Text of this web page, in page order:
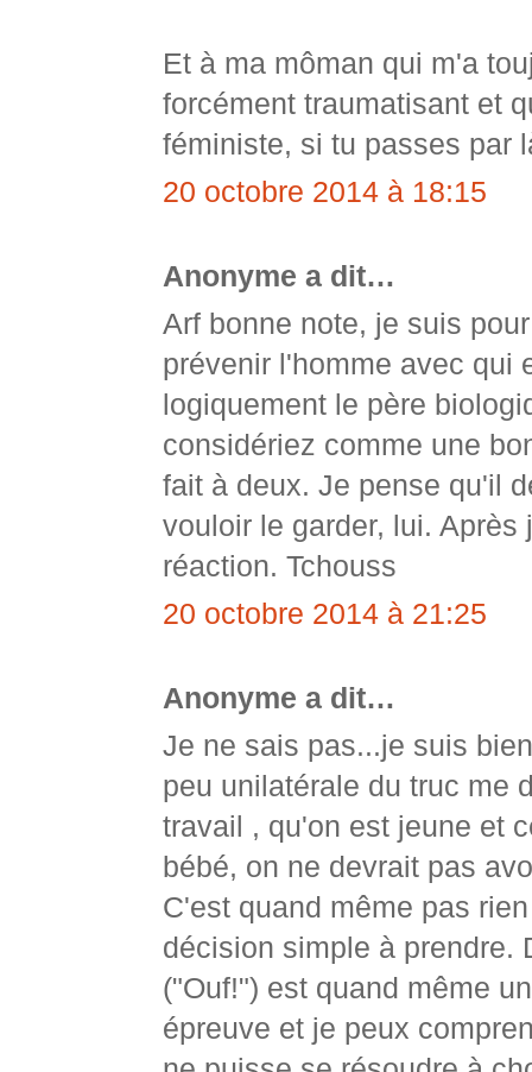
Et à ma môman qui m'a
forcément traumatisant et
féministe, si tu passes par
20 octobre 2014 à 18:15
Anonyme a dit…
Arf bonne note, je suis
prévenir l'homme avec qui
logiquement le père
considériez comme une
fait à deux. Je pense qu'il
vouloir le garder, lui.
réaction. Tchouss
20 octobre 2014 à 21:25
Anonyme a dit…
Je ne sais pas...je suis
peu unilatérale du truc me
travail , qu'on est jeune et
bébé, on ne devrait pas
C'est quand même pas
décision simple à prendre.
("Ouf!") est quand même
épreuve et je peux